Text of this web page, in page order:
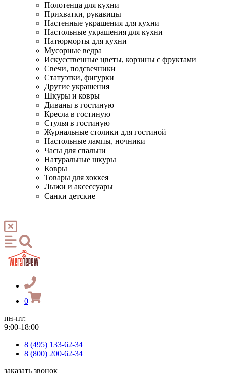
Полотенца для кухни
Прихватки, рукавицы
Настенные украшения для кухни
Настольные украшения для кухни
Натюрморты для кухни
Мусорные ведра
Искусственные цветы, корзины с фруктами
Свечи, подсвечники
Статуэтки, фигурки
Другие украшения
Шкуры и ковры
Диваны в гостиную
Кресла в гостиную
Стулья в гостиную
Журнальные столики для гостиной
Настольные лампы, ночники
Часы для спальни
Натуральные шкуры
Ковры
Товары для хоккея
Лыжи и аксессуары
Санки детские
0
пн-пт:
9:00-18:00
8 (495) 133-62-34
8 (800) 200-62-34
заказать звонок